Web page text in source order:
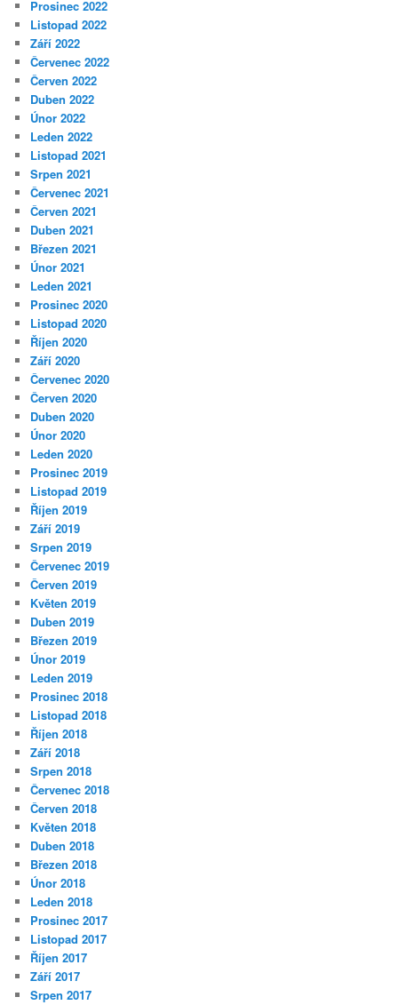
Prosinec 2022
Listopad 2022
Září 2022
Červenec 2022
Červen 2022
Duben 2022
Únor 2022
Leden 2022
Listopad 2021
Srpen 2021
Červenec 2021
Červen 2021
Duben 2021
Březen 2021
Únor 2021
Leden 2021
Prosinec 2020
Listopad 2020
Říjen 2020
Září 2020
Červenec 2020
Červen 2020
Duben 2020
Únor 2020
Leden 2020
Prosinec 2019
Listopad 2019
Říjen 2019
Září 2019
Srpen 2019
Červenec 2019
Červen 2019
Květen 2019
Duben 2019
Březen 2019
Únor 2019
Leden 2019
Prosinec 2018
Listopad 2018
Říjen 2018
Září 2018
Srpen 2018
Červenec 2018
Červen 2018
Květen 2018
Duben 2018
Březen 2018
Únor 2018
Leden 2018
Prosinec 2017
Listopad 2017
Říjen 2017
Září 2017
Srpen 2017